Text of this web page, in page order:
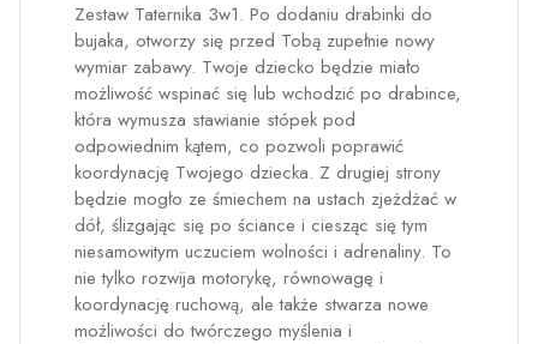
Zestaw Taternika 3w1. Po dodaniu drabinki do
bujaka, otworzy się przed Tobą zupełnie nowy
wymiar zabawy. Twoje dziecko będzie miało
możliwość wspinać się lub wchodzić po drabince,
która wymusza stawianie stópek pod
odpowiednim kątem, co pozwoli poprawić
koordynację Twojego dziecka. Z drugiej strony
będzie mogło ze śmiechem na ustach zjeżdżać w
dół, ślizgając się po ściance i ciesząc się tym
niesamowitym uczuciem wolności i adrenaliny. To
nie tylko rozwija motorykę, równowagę i
koordynację ruchową, ale także stwarza nowe
możliwości do twórczego myślenia i